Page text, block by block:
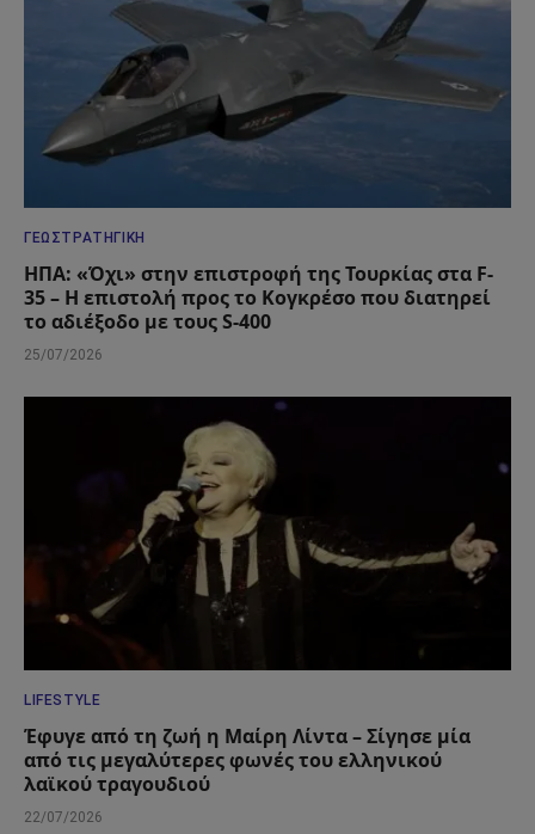
ΓΕΩΣΤΡΑΤΗΓΙΚΉ
ΗΠΑ: «Όχι» στην επιστροφή της Τουρκίας στα F-
35 – Η επιστολή προς το Κογκρέσο που διατηρεί
το αδιέξοδο με τους S-400
25/07/2026
LIFESTYLE
Έφυγε από τη ζωή η Μαίρη Λίντα – Σίγησε μία
από τις μεγαλύτερες φωνές του ελληνικού
λαϊκού τραγουδιού
22/07/2026